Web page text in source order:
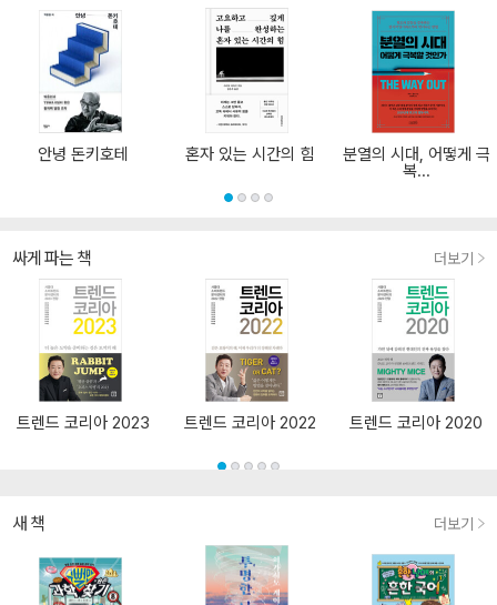
안녕 돈키호테 혼자 있는 시간의 힘
분열의 시대, 어떻게 극
복...
싸게 파는 책 더보기
트렌드 코리아 2023 트렌드 코리아 2022 트렌드 코리아 2020
새 책 더보기